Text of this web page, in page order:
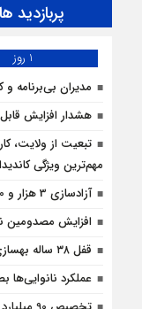
پربازدید ها
1 روز
مدیران بی‌برنامه
هشدار افزایش
تبعیت از ولایت،
مهم‌ترین ویژگی
آزادسازی 3 هزار و 500 متر از بستر رودخانه در چالوس
افزایش مصدومین ناشی
قفل ۳۸ ساله بهسازی فرودگاه ساری شکسته شد
عملکرد